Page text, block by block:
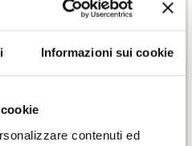
Informazioni sui cookie
contenuti ed
SEMPRE DALLA
ALLA FINE
O DEL
(QUALUNQUE SIA